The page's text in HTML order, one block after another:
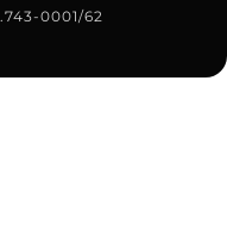
0001/62